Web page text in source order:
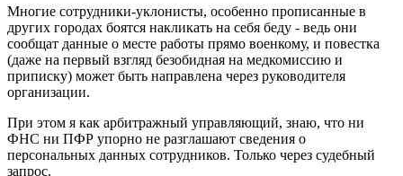
Многие сотрудники-уклонисты, особенно прописанные в
других городах боятся накликать на себя беду - ведь они
сообщат данные о месте работы прямо военкому, и повестка
(даже на первый взгляд безобидная на медкомиссию и
приписку) может быть направлена через руководителя
организации.
При этом я как арбитражный управляющий, знаю, что ни
ФНС ни ПФР упорно не разглашают сведения о
персональных данных сотрудников. Только через судебный
запрос.